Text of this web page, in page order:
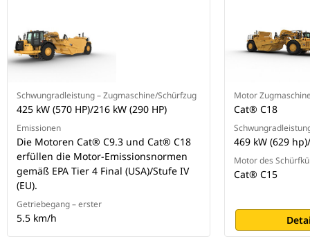
Schwungradleistung – Zugmaschine/Schürfzug
425 kW (570 HP)/216 kW (290 HP)
Emissionen
Die Motoren Cat® C9.3 und Cat® C18
erfüllen die Motor-Emissionsnormen
gemäß EPA Tier 4 Final (USA)/Stufe IV
(EU).
Getriebegang – erster
5.5 km/h
Motor
Cat® C18
469 kW (629
Motor des
Cat® C15